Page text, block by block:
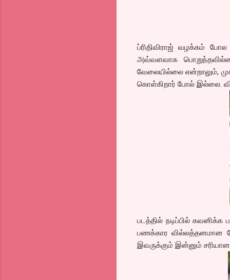
ப்ரிதிவிராஜ் வழக்கம் போல
அவ்வளவாக
வேலையில்லை என்றாலும்,
கொள்கிறார் போல் இல்லை.
படத்தில் நடிப்பில்
பணக்கார வில்லத்தனமான
இவருக்கும் இன்னும்